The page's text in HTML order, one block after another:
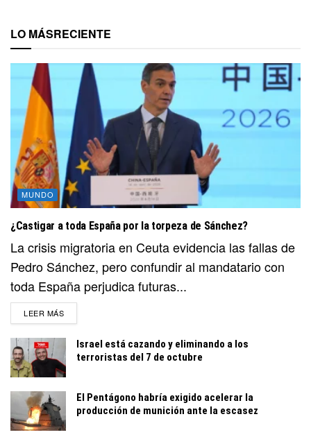
LO MÁSRECIENTE
MUNDO
¿Castigar a toda España por la torpeza de Sánchez?
La crisis migratoria en Ceuta evidencia las fallas de
Pedro Sánchez, pero confundir al mandatario con
toda España perjudica futuras...
LEER MÁSDETAILS
Israel está cazando y eliminando a los
terroristas del 7 de octubre
El Pentágono habría exigido acelerar la
producción de munición ante la escasez